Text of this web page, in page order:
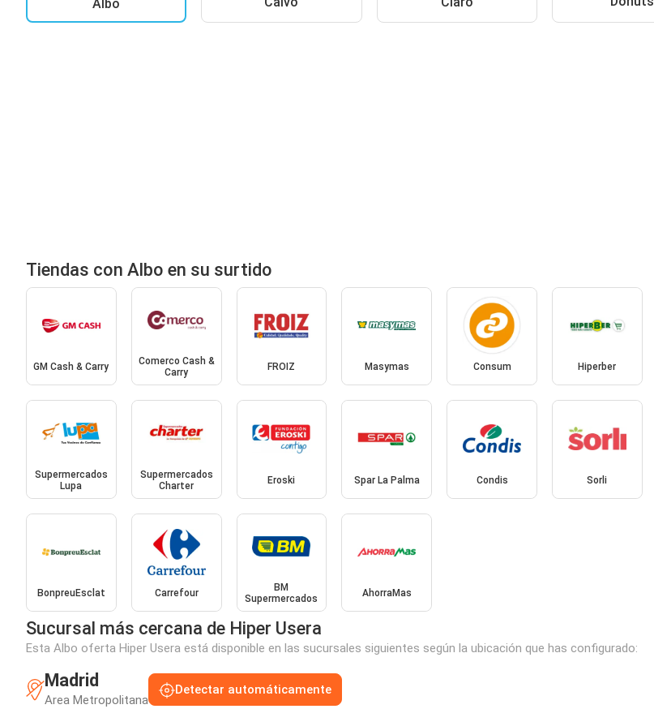
Albo
Tiendas con Albo en su surtido
GM Cash & Carry
Comerco Cash &
Carry
FROIZ Masymas Consum Hiperber
Supermercados
Lupa
Supermercados
Charter
Eroski Spar La Palma Condis Sorli
BonpreuEsclat Carrefour
BM
Supermercados
AhorraMas
Sucursal más cercana de Hiper Usera
Esta Albo oferta Hiper Usera está disponible en las sucursales siguientes según la ubicación que has configurado:
Madrid
Area Metropolitana
Detectar automáticamente